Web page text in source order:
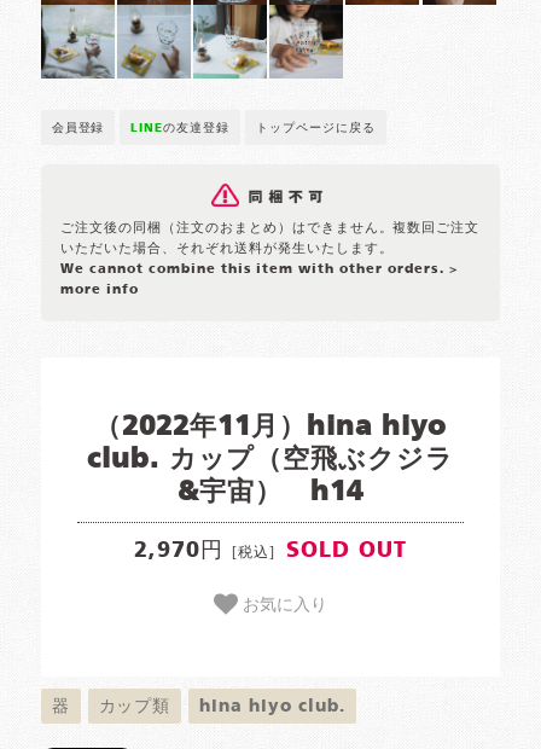
会員登録 LINEの友達登録 トップページに戻る
ご注文後の同梱（注文のおまとめ）はできません。複数回ご注文
いただいた場合、それぞれ送料が発生いたします。
We cannot combine this item with other orders. >
more info
（2022年11月）hina hiyo
club. カップ（空飛ぶクジラ
&宇宙） h14
2,970円 [税込] SOLD OUT
お気に入り
器 カップ類 hina hiyo club.